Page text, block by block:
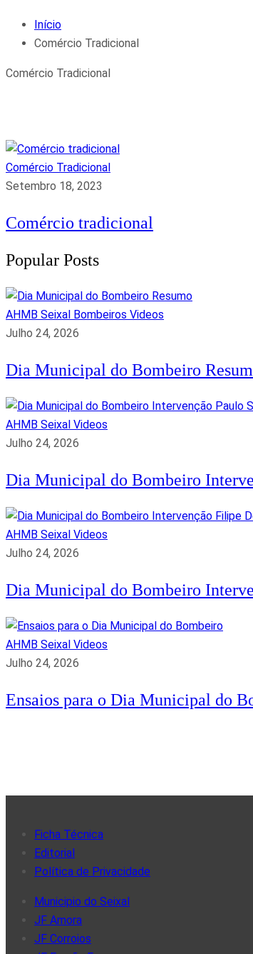
Início
Comércio Tradicional
Comércio Tradicional
Comércio Tradicional
Setembro 18, 2023
Comércio tradicional
Popular Posts
AHMB Seixal Bombeiros Videos
Julho 24, 2026
Dia Municipal do Bombeiro
AHMB Seixal Videos
Julho 24, 2026
Dia Municipal do Bombeiro
AHMB Seixal Videos
Julho 24, 2026
Dia Municipal do Bombeiro
AHMB Seixal Videos
Julho 24, 2026
Ensaios para o Dia Municipal do
Ficha Técnica
Editorial
Política de Privacidade
Municipio do Seixal
JF Amora
JF Corroios